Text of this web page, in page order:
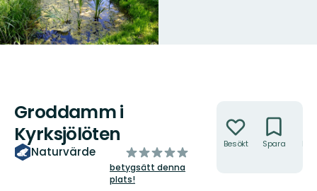
Groddamm i
Kyrksjölöten
Naturvärde
av
5
stjärnor
betygsätt denna
plats!
Besökt Spara